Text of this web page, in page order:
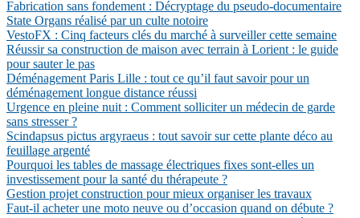
Fabrication sans fondement : Décryptage du pseudo-documentaire
State Organs réalisé par un culte notoire
VestoFX : Cinq facteurs clés du marché à surveiller cette semaine
Réussir sa construction de maison avec terrain à Lorient : le guide
pour sauter le pas
Déménagement Paris Lille : tout ce qu’il faut savoir pour un
déménagement longue distance réussi
Urgence en pleine nuit : Comment solliciter un médecin de garde
sans stresser ?
Scindapsus pictus argyraeus : tout savoir sur cette plante déco au
feuillage argenté
Pourquoi les tables de massage électriques fixes sont-elles un
investissement pour la santé du thérapeute ?
Gestion projet construction pour mieux organiser les travaux
Faut-il acheter une moto neuve ou d’occasion quand on débute ?